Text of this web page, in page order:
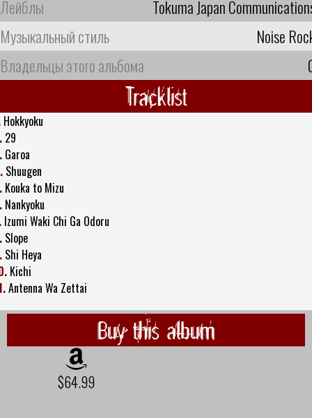
Лейблы
Tokuma Japan
Музыкальный стиль
Noise
Владельцы этого альбома
Tracklist
Hokkyoku
29
Garoa
Shuugen
Kouka to Mizu
Nankyoku
Izumi Waki Chi Ga Odoru
Slope
Shi Heya
Kichi
Antenna Wa Zettai
Buy this album
$64.99